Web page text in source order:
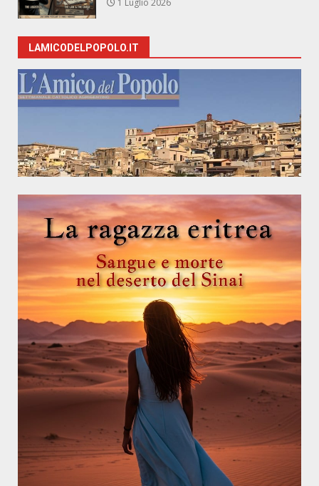
1 Luglio 2026
LAMICODELPOPOLO.IT